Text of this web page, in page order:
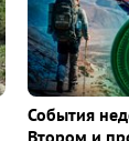
События